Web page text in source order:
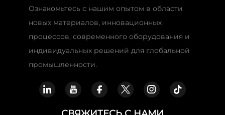
Ознакомьтесь с нашим опытом в области
новых материалов, инновационных
процессов, современного оборудования и
индивидуальных решений для глобальной
промышленности.